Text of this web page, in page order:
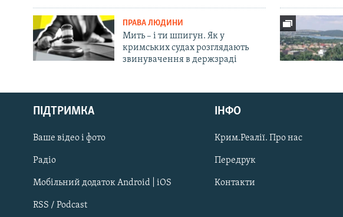
Русский
Qırımtatar
ДОЛУЧАЙСЯ!
ПРАВА ЛЮДИНИ
Мить – і ти шпигун. Як у
кримських судах розглядають
звинувачення в держзраді
ПІДТРИМКА
Ваше відео і фото
Радіо
Мобільний додаток Android | iOS
RSS / Podcast
ІНФО
Крим.Реалії. Про нас
Передрук
Контакти